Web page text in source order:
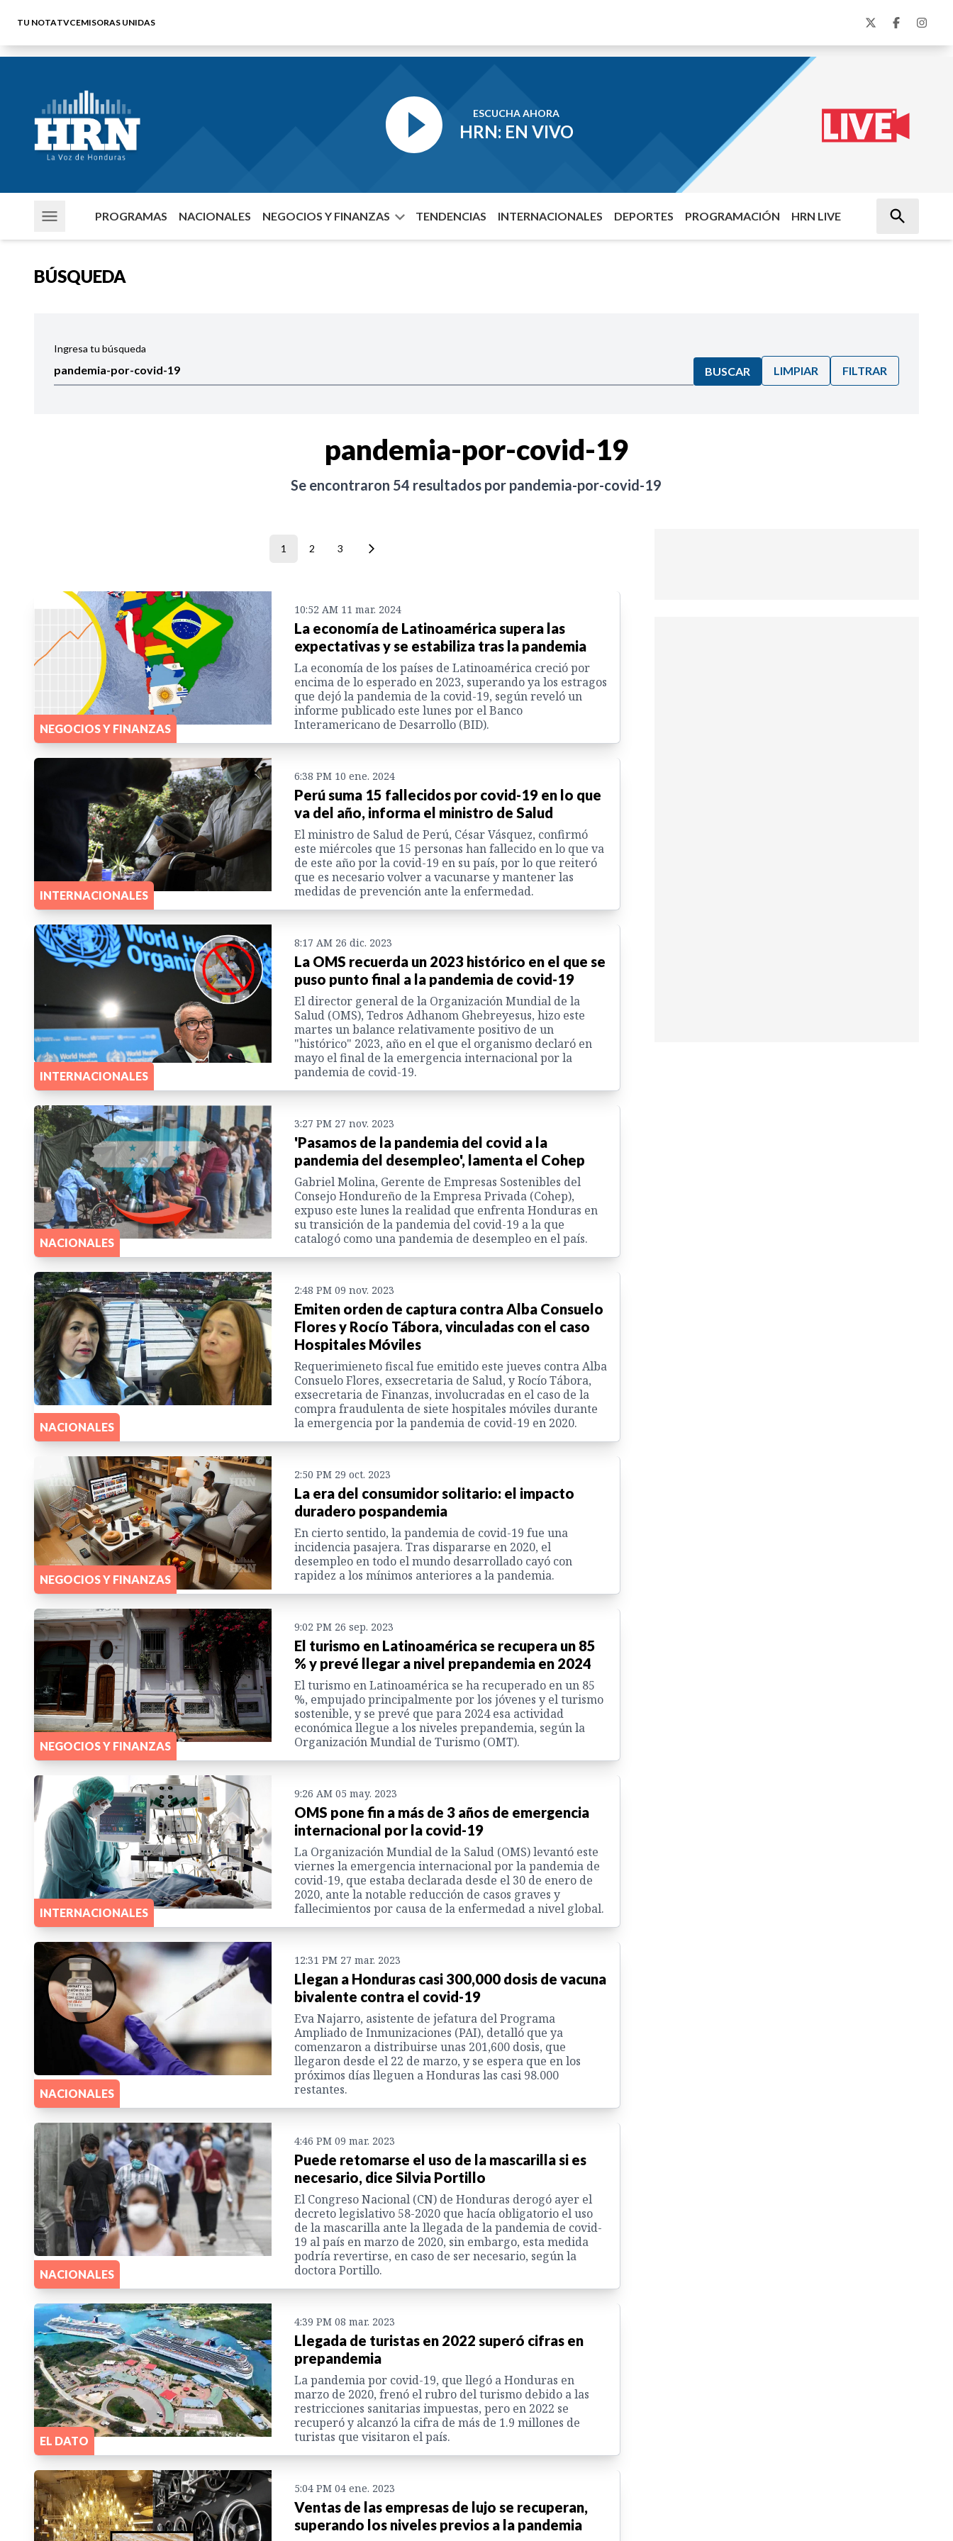
TU NOTATVCEMISORAS UNIDAS
ESCUCHA AHORA
HRN: EN VIVO
PROGRAMAS NACIONALES NEGOCIOS Y FINANZAS TENDENCIAS INTERNACIONALES DEPORTES PROGRAMACIÓN HRN LIVE
BÚSQUEDA
Ingresa tu búsqueda
BUSCAR LIMPIAR FILTRAR
pandemia-por-covid-19
Se encontraron 54 resultados por pandemia-por-covid-19
1 2 3
NEGOCIOS Y FINANZAS
10:52 AM 11 mar. 2024
La economía de Latinoamérica supera las
expectativas y se estabiliza tras la pandemia
La economía de los países de Latinoamérica creció por
encima de lo esperado en 2023, superando ya los estragos
que dejó la pandemia de la covid-19, según reveló un
informe publicado este lunes por el Banco
Interamericano de Desarrollo (BID).
INTERNACIONALES
6:38 PM 10 ene. 2024
Perú suma 15 fallecidos por covid-19 en lo que
va del año, informa el ministro de Salud
El ministro de Salud de Perú, César Vásquez, confirmó
este miércoles que 15 personas han fallecido en lo que va
de este año por la covid-19 en su país, por lo que reiteró
que es necesario volver a vacunarse y mantener las
medidas de prevención ante la enfermedad.
INTERNACIONALES
8:17 AM 26 dic. 2023
La OMS recuerda un 2023 histórico en el que se
puso punto final a la pandemia de covid-19
El director general de la Organización Mundial de la
Salud (OMS), Tedros Adhanom Ghebreyesus, hizo este
martes un balance relativamente positivo de un
"histórico" 2023, año en el que el organismo declaró en
mayo el final de la emergencia internacional por la
pandemia de covid-19.
NACIONALES
3:27 PM 27 nov. 2023
'Pasamos de la pandemia del covid a la
pandemia del desempleo', lamenta el Cohep
Gabriel Molina, Gerente de Empresas Sostenibles del
Consejo Hondureño de la Empresa Privada (Cohep),
expuso este lunes la realidad que enfrenta Honduras en
su transición de la pandemia del covid-19 a la que
catalogó como una pandemia de desempleo en el país.
NACIONALES
2:48 PM 09 nov. 2023
Emiten orden de captura contra Alba Consuelo
Flores y Rocío Tábora, vinculadas con el caso
Hospitales Móviles
Requerimieneto fiscal fue emitido este jueves contra Alba
Consuelo Flores, exsecretaria de Salud, y Rocío Tábora,
exsecretaria de Finanzas, involucradas en el caso de la
compra fraudulenta de siete hospitales móviles durante
la emergencia por la pandemia de covid-19 en 2020.
NEGOCIOS Y FINANZAS
2:50 PM 29 oct. 2023
La era del consumidor solitario: el impacto
duradero pospandemia
En cierto sentido, la pandemia de covid-19 fue una
incidencia pasajera. Tras dispararse en 2020, el
desempleo en todo el mundo desarrollado cayó con
rapidez a los mínimos anteriores a la pandemia.
NEGOCIOS Y FINANZAS
9:02 PM 26 sep. 2023
El turismo en Latinoamérica se recupera un 85
% y prevé llegar a nivel prepandemia en 2024
El turismo en Latinoamérica se ha recuperado en un 85
%, empujado principalmente por los jóvenes y el turismo
sostenible, y se prevé que para 2024 esa actividad
económica llegue a los niveles prepandemia, según la
Organización Mundial de Turismo (OMT).
INTERNACIONALES
9:26 AM 05 may. 2023
OMS pone fin a más de 3 años de emergencia
internacional por la covid-19
La Organización Mundial de la Salud (OMS) levantó este
viernes la emergencia internacional por la pandemia de
covid-19, que estaba declarada desde el 30 de enero de
2020, ante la notable reducción de casos graves y
fallecimientos por causa de la enfermedad a nivel global.
NACIONALES
12:31 PM 27 mar. 2023
Llegan a Honduras casi 300,000 dosis de vacuna
bivalente contra el covid-19
Eva Najarro, asistente de jefatura del Programa
Ampliado de Inmunizaciones (PAI), detalló que ya
comenzaron a distribuirse unas 201,600 dosis, que
llegaron desde el 22 de marzo, y se espera que en los
próximos días lleguen a Honduras las casi 98.000
restantes.
NACIONALES
4:46 PM 09 mar. 2023
Puede retomarse el uso de la mascarilla si es
necesario, dice Silvia Portillo
El Congreso Nacional (CN) de Honduras derogó ayer el
decreto legislativo 58-2020 que hacía obligatorio el uso
de la mascarilla ante la llegada de la pandemia de covid-
19 al país en marzo de 2020, sin embargo, esta medida
podría revertirse, en caso de ser necesario, según la
doctora Portillo.
EL DATO
4:39 PM 08 mar. 2023
Llegada de turistas en 2022 superó cifras en
prepandemia
La pandemia por covid-19, que llegó a Honduras en
marzo de 2020, frenó el rubro del turismo debido a las
restricciones sanitarias impuestas, pero en 2022 se
recuperó y alcanzó la cifra de más de 1.9 millones de
turistas que visitaron el país.
5:04 PM 04 ene. 2023
Ventas de las empresas de lujo se recuperan,
superando los niveles previos a la pandemia